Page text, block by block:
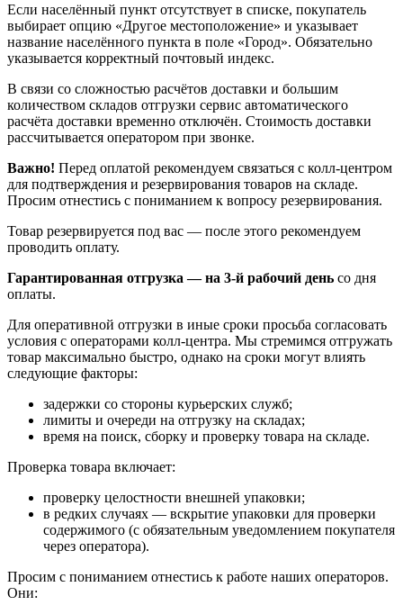
Если населённый пункт отсутствует в списке, покупатель
выбирает опцию «Другое местоположение» и указывает
название населённого пункта в поле «Город». Обязательно
указывается корректный почтовый индекс.
В связи со сложностью расчётов доставки и большим
количеством складов отгрузки сервис автоматического
расчёта доставки временно отключён. Стоимость доставки
рассчитывается оператором при звонке.
Важно! Перед оплатой рекомендуем связаться с колл‑центром
для подтверждения и резервирования товаров на складе.
Просим отнестись с пониманием к вопросу резервирования.
Товар резервируется под вас — после этого рекомендуем
проводить оплату.
Гарантированная отгрузка — на 3‑й рабочий день со дня
оплаты.
Для оперативной отгрузки в иные сроки просьба согласовать
условия с операторами колл‑центра. Мы стремимся отгружать
товар максимально быстро, однако на сроки могут влиять
следующие факторы:
задержки со стороны курьерских служб;
лимиты и очереди на отгрузку на складах;
время на поиск, сборку и проверку товара на складе.
Проверка товара включает:
проверку целостности внешней упаковки;
в редких случаях — вскрытие упаковки для проверки
содержимого (с обязательным уведомлением покупателя
через оператора).
Просим с пониманием отнестись к работе наших операторов.
Они: